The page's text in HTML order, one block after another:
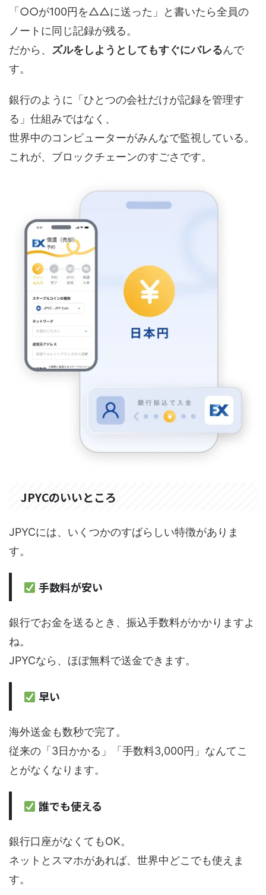
「○○が100円を△△に送った」と書いたら全員の
ノートに同じ記録が残る。
だから、 ズルをしようとしてもすぐにバレるんで
す。
銀行のように「ひとつの会社だけが記録を管理す
る」仕組みではなく、
世界中のコンピューターがみんなで監視している。
これが、ブロックチェーンのすごさです。
JPYCのいいところ
JPYCには、いくつかのすばらしい特徴がありま
す。
手数料が安い
銀行でお金を送るとき、振込手数料がかかりますよ
ね。
JPYCなら、ほぼ無料で送金できます。
早い
海外送金も数秒で完了。
従来の「3日かかる」「手数料3,000円」なんてこ
とがなくなります。
誰でも使える
銀行口座がなくてもOK。
ネットとスマホがあれば、世界中どこでも使えま
す。